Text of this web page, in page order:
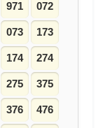
971 072
073 173
174 274
275 375
376 476